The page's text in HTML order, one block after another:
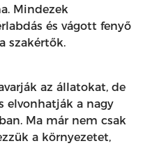
Mindezek
és vágott fenyő
szakértők.
az állatokat, de
elvonhatják a nagy
Ma már nem csak
a környezetet,